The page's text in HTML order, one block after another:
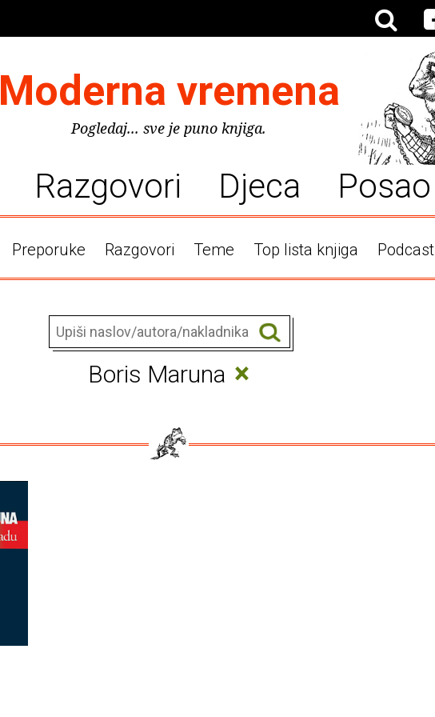
Moderna vremena
Pogledaj... sve je puno knjiga.
Razgovori Djeca Posao
Preporuke Razgovori Teme Top lista knjiga Podcast
Boris Maruna ×